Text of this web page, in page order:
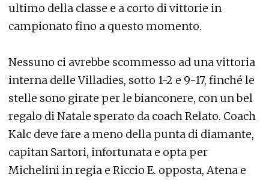
ultimo della classe e a corto di vittorie in
campionato fino a questo momento.
Nessuno ci avrebbe scommesso ad una vittoria
interna delle Villadies, sotto 1-2 e 9-17, finché le
stelle sono girate per le bianconere, con un bel
regalo di Natale sperato da coach Relato. Coach
Kalc deve fare a meno della punta di diamante,
capitan Sartori, infortunata e opta per
Michelini in regia e Riccio E. opposta, Atena e